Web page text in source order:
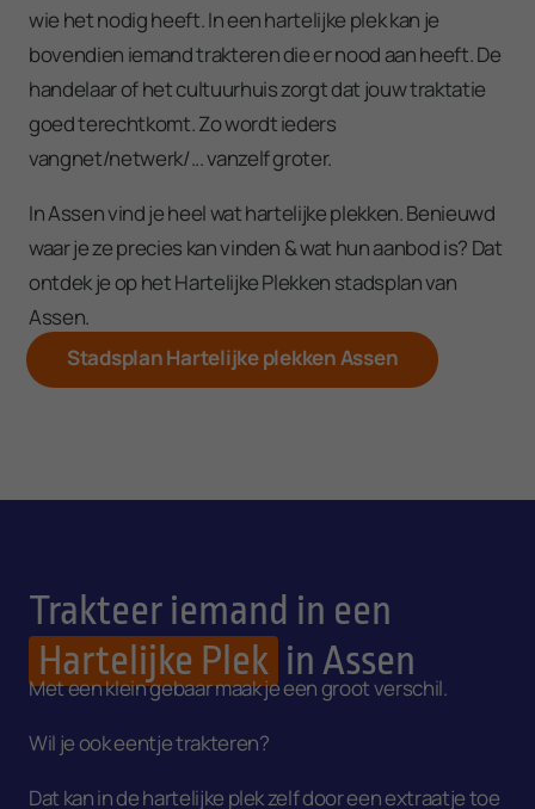
wie het nodig heeft. In een hartelijke plek kan je
bovendien iemand trakteren die er nood aan heeft. De
handelaar of het cultuurhuis zorgt dat jouw traktatie
goed terechtkomt. Zo wordt ieders
vangnet/netwerk/... vanzelf groter.
In Assen vind je heel wat hartelijke plekken. Benieuwd
waar je ze precies kan vinden & wat hun aanbod is? Dat
ontdek je op het Hartelijke Plekken stadsplan van
Assen.
Stadsplan Hartelijke plekken Assen
Trakteer iemand in een
Hartelijke Plek in Assen
Met een klein gebaar maak je een groot verschil.
Wil je ook eentje trakteren?
Dat kan in de hartelijke plek zelf door een extraatje toe